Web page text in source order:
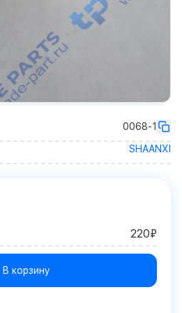
0068-1
SHAANXI
220₽
В корзину